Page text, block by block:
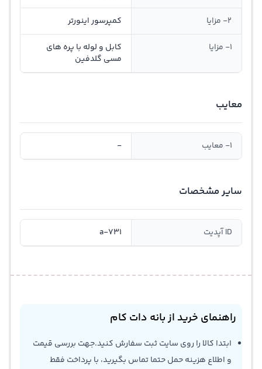
2- مزایا کمپرسور اینورتر
1- مزایا
کابل و لوله با پره های
مسی گلدفین
معایب
1- معایب -
سایر مشخصات
ID آپدیت a-731
راهنمای خرید از بانه دات کام
ابتدا کالا را روی سایت ثبت سفارش کنید.جهت بررسی قیمت
و اطلاع هزینه حمل حتما تماس بگیرید، با پرداخت فقط